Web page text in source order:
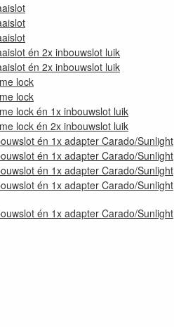
én 2x inbouwslot luik
én 2x inbouwslot luik
lock
lock
lock én 1x inbouwslot luik
lock én 2x inbouwslot luik
én 1x adapter Carado/Sunlight
én 1x adapter Carado/Sunlight
én 1x adapter Carado/Sunlight
én 1x adapter Carado/Sunlight
én 1x adapter Carado/Sunlight